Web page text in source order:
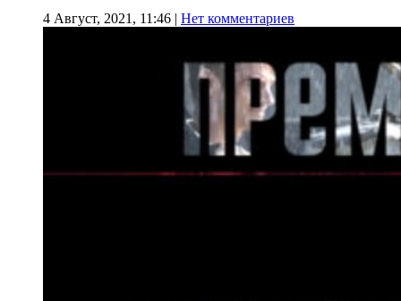
4 Август, 2021, 11:46 | Нет комментариев